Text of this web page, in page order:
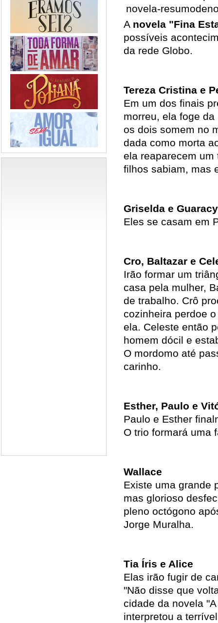
A novela "Fina
possíveis
da rede Globo.
Tereza Cristina e
Em um dos finais
morreu, ela foge
os dois somem no
dada como morta
ela reaparecem
filhos sabiam, mas
Griselda e Guaracy
Eles se casam em
Cro, Baltazar e
Irão formar um
casa pela mulher,
de trabalho. Crô
cozinheira perdoe
ela. Celeste então
homem dócil e
O mordomo até
carinho.
Esther, Paulo e
Paulo e Esther
O trio formará uma
Wallace
Existe uma grande
mas glorioso
pleno octógono
Jorge Muralha.
Tia Íris e Alice
Elas irão fugir de
"Não disse que
cidade da novela
interpretou a